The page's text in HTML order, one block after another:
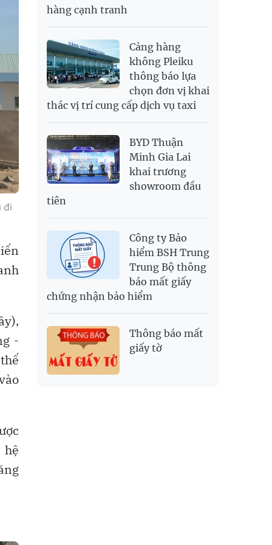
đi
-
hệ
SGD
USD
26,000 26,030 26,410
hàng cạnh tranh
Cảng hàng
không Pleiku
thông báo lựa
chọn đơn vị khai
thác vị trí cung cấp dịch vụ taxi
BYD Thuận
Minh Gia Lai
khai trương
showroom đầu
tiên
Công ty Bảo
hiểm BSH Trung
Trung Bộ thông
báo mất giấy
chứng nhận bảo hiểm
Thông báo mất
giấy tờ